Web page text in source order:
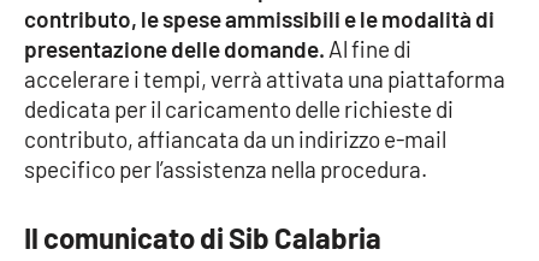
Leggendo Alvaro insieme
Imprese Di Calabria
Le perfidie di Antonella Grippo
Venti di comunicazione
contributo, le spese ammissibili e le modalità di
presentazione delle domande. Al fine di
accelerare i tempi, verrà attivata una piattaforma
dedicata per il caricamento delle richieste di
contributo, affiancata da un indirizzo e-mail
specifico per l’assistenza nella procedura.
Il comunicato di Sib Calabria